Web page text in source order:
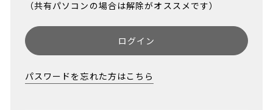
（共有パソコンの場合は解除がオススメです）
ログイン
パスワードを忘れた方はこちら